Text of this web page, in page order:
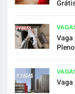
Vaga
Vaga